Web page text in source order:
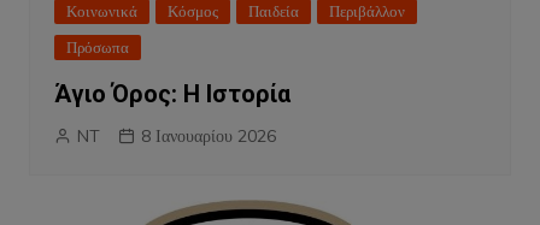
Κοινωνικά Κόσμος Παιδεία
Περιβάλλον
Πρόσωπα
Άγιο Όρος: Η Ιστορία
NT 8 Ιανουαρίου 2026